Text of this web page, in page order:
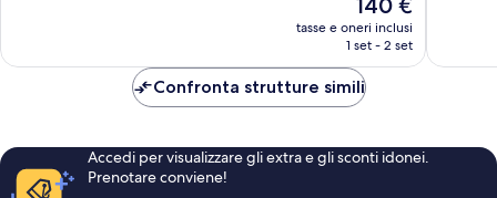
prezzo
attuale
140 €
tasse e oneri inclusi
1 set - 2 set
Confronta strutture simili
Accedi per visualizzare gli extra e gli sconti idonei.
Prenotare conviene!